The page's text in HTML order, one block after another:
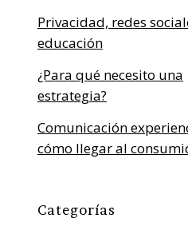
Privacidad, redes
educación
¿Para qué necesito una
estrategia?
Comunicación
cómo llegar al
Categorías